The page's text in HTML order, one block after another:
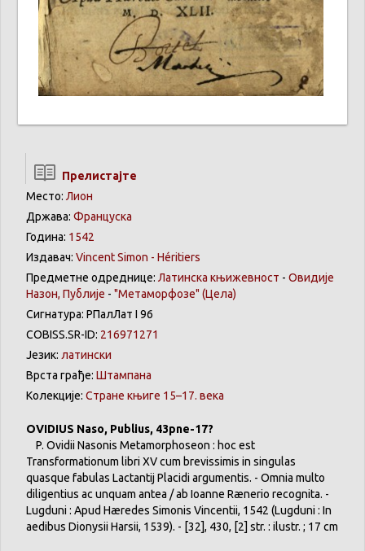
Прелистајте
Место: Лион
Држава: Француска
Година: 1542
Издавач: Vincent Simon - Héritiers
Предметне одреднице: Латинска књижевност - Овидије
Назон, Публије - "Метаморфозе" (Цела)
Сигнатура: РПалЛат I 96
COBISS.SR-ID: 216971271
Језик: латински
Врста грађе: Штампана
Колекције: Стране књиге 15–17. века
OVIDIUS Naso, Publius, 43pne-17?
P. Ovidii Nasonis Metamorphoseon : hoc est
Transformationum libri XV cum brevissimis in singulas
quasque fabulas Lactantij Placidi argumentis. - Omnia multo
diligentius ac unquam antea / ab Ioanne Rænerio recognita. -
Lugduni : Apud Hæredes Simonis Vincentii, 1542 (Lugduni : In
aedibus Dionysii Harsii, 1539). - [32], 430, [2] str. : ilustr. ; 17 cm